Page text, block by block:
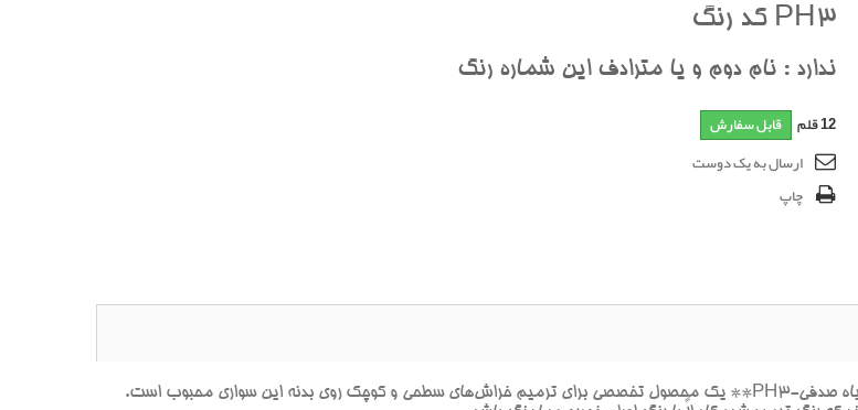
PH3 کد رنگ
ندارد : نام دوم و يا مترادف اين شماره رنگ
12قلم قابل سفارش
ارسال به یک دوست
چاپ
**پک خشگيري بدنه هيونداي جنسيس VIK BLACK PEARL-سياه-ويک سياه صدفي-PH3** يک محصول تخصصي براي ترميم خراش‌هاي سطحي و کوچک روي بدنه اين سواري محبوب است.